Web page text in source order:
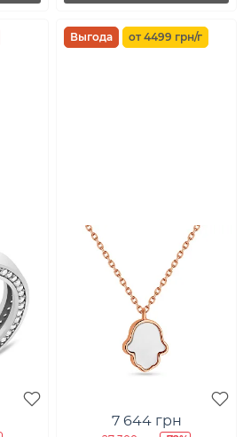
Выгода от 4499 грн/г
7 644 грн